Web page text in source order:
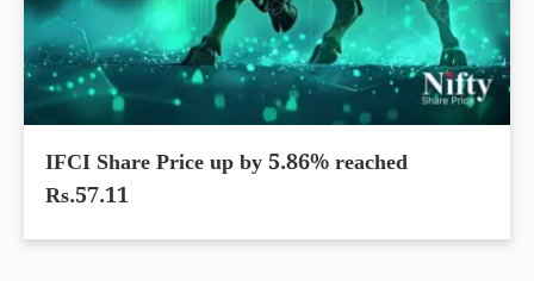
IFCI Share Price up by 5.86% reached
Rs.57.11